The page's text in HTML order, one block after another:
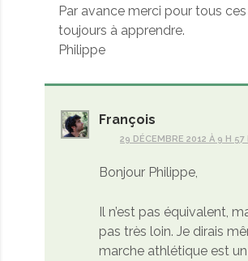
Par avance merci pour tous
toujours à apprendre.
Philippe
François
29 DÉCEMBRE 2012 À 9 H 57
Bonjour Philippe,
Il n’est pas équivalent,
pas très loin. Je dirais
marche athlétique est